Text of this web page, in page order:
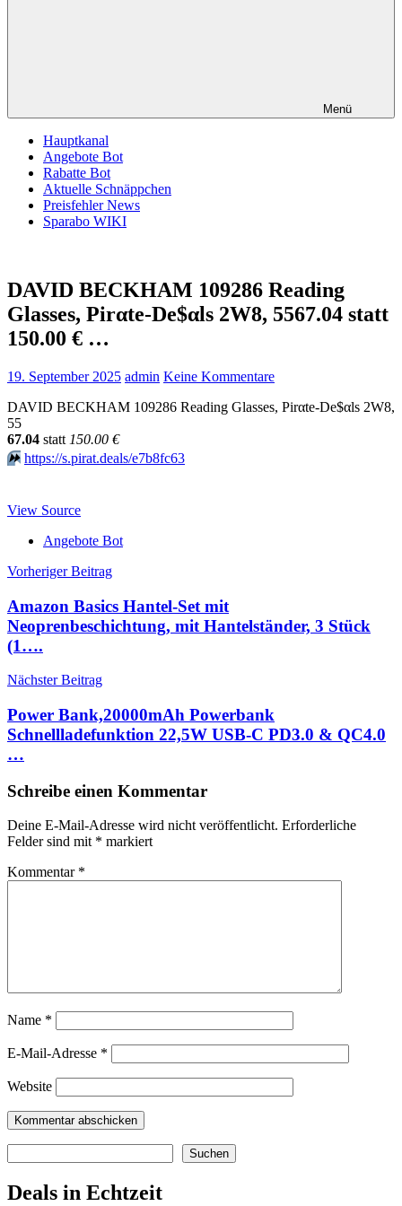
Menü
Hauptkanal
Angebote Bot
Rabatte Bot
Aktuelle Schnäppchen
Preisfehler News
Sparabo WIKI
DAVID BECKHAM 109286 Reading
Glasses, Pirαtе-Dе$αls 2W8, 5567.04 statt
150.00 € …
19. September 2025 admin Keine Kommentare
DAVID BECKHAM 109286 Reading Glasses, Pirαtе-Dе$αls 2W8,
55
67.04 statt 150.00 €
⏩️ https://s.pirat.deals/e7b8fc63
View Source
Angebote Bot
Beitragsnavigation
Vorheriger Beitrag
Amazon Basics Hantel-Set mit
Neoprenbeschichtung, mit Hantelständer, 3 Stück
(1….
Nächster Beitrag
Power Bank,20000mAh Powerbank
Schnellladefunktion 22,5W USB-C PD3.0 & QC4.0
…
Schreibe einen Kommentar
Deine E-Mail-Adresse wird nicht veröffentlicht. Erforderliche
Felder sind mit * markiert
Kommentar *
Name *
E-Mail-Adresse *
Website
Suchen
Deals in Echtzeit